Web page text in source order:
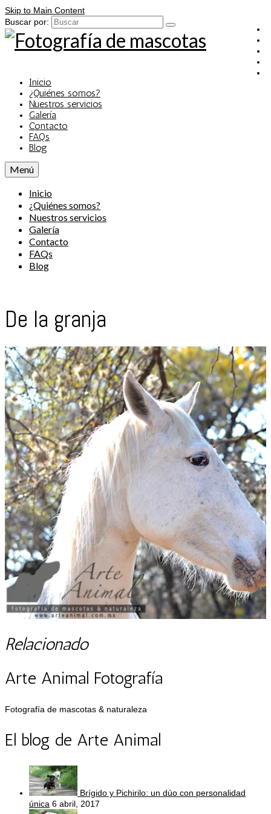
Skip to Main Content
Buscar por:
Inicio
¿Quiénes somos?
Nuestros servicios
Galería
Contacto
FAQs
Blog
Menú
Inicio
¿Quiénes somos?
Nuestros servicios
Galería
Contacto
FAQs
Blog
De la granja
Relacionado
Arte Animal Fotografía
Fotografía de mascotas & naturaleza
El blog de Arte Animal
Brígido y Pichirilo: un dúo con personalidad
única 6 abril, 2017